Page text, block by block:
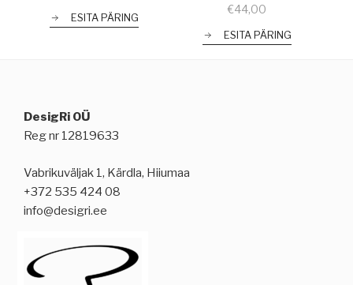
ESITA PÄRING
€44,00
ESITA PÄRING
DesigRi OÜ
Reg nr 12819633
Vabrikuväljak 1, Kärdla, Hiiumaa
+372 535 424 08
info@desigri.ee